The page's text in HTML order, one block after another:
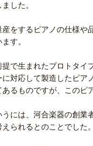
した。
産をするピアノの仕様
す。
提で生まれたプロトタ
に対応して製造したピア
るものですが、このピ
には、河合楽器の創業
られるとのことでした。